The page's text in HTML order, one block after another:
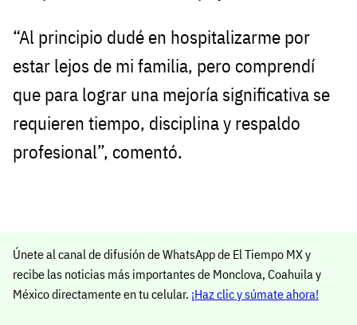
“Al principio dudé en hospitalizarme por
estar lejos de mi familia, pero comprendí
que para lograr una mejoría significativa se
requieren tiempo, disciplina y respaldo
profesional”, comentó.
Únete al canal de difusión de WhatsApp de El Tiempo MX y
recibe las noticias más importantes de Monclova, Coahuila y
México directamente en tu celular. ¡Haz clic y súmate ahora!